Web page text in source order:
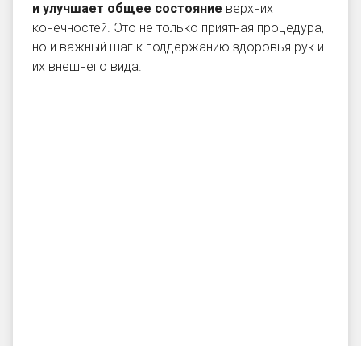
и улучшает общее состояние верхних
конечностей. Это не только приятная процедура,
но и важный шаг к поддержанию здоровья рук и
их внешнего вида.